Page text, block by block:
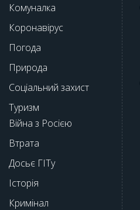
Комуналка
Коронавірус
Погода
Природа
Соціальний захист
Туризм
Війна з Росією
Втрата
Досьє ГІТу
Історія
Кримінал